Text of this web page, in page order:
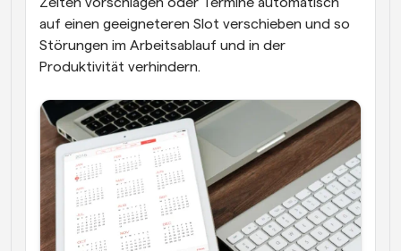
auf einen geeigneteren Slot verschieben und so
Störungen im Arbeitsablauf und in der
Produktivität verhindern.